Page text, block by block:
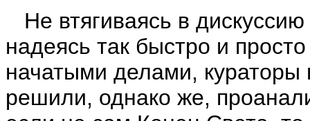
Не втягиваясь в
надеясь так быстро и
начатыми делами, кураторы
решили, однако же,